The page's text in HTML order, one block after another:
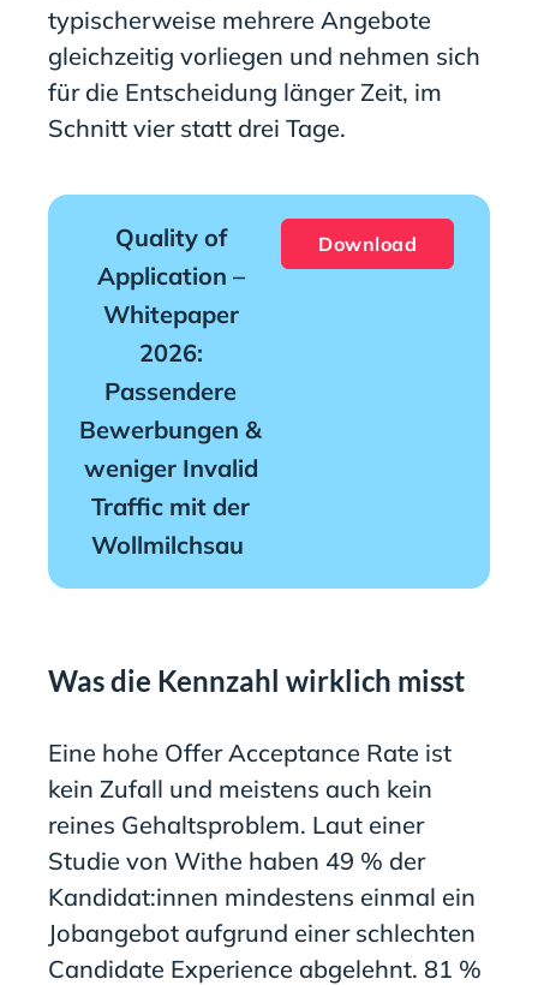
typischerweise mehrere Angebote
gleichzeitig vorliegen und nehmen sich
für die Entscheidung länger Zeit, im
Schnitt vier statt drei Tage.
Quality of
Application –
Whitepaper
2026:
Passendere
Bewerbungen &
weniger Invalid
Traffic mit der
Wollmilchsau
Download
Was die Kennzahl wirklich misst
Eine hohe Offer Acceptance Rate ist
kein Zufall und meistens auch kein
reines Gehaltsproblem. Laut einer
Studie von Withe haben 49 % der
Kandidat:innen mindestens einmal ein
Jobangebot aufgrund einer schlechten
Candidate Experience abgelehnt. 81 %